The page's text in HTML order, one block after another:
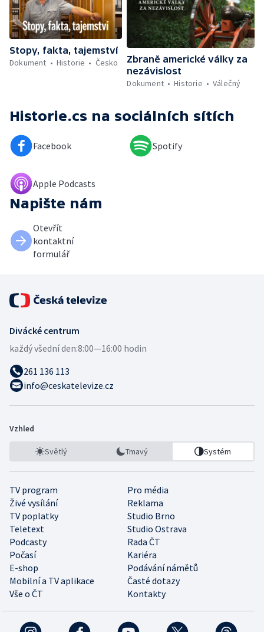
Stopy, fakta, tajemství
Dokument
Historie Česko
Zbraně americké války za
nezávislost
Dokument
Historie Válečný
Historie.cs na sociálních sítích
Facebook Spotify
Apple Podcasts
Napište nám
Otevřít
kontaktní
formulář
Divácké centrum
každý všední den:8:00—16:00 hodin
261 136 113
info@ceskatelevize.cz
Vzhled
Světlý Tmavý Systém
TV program
Pro média
Živé vysílání
Reklama
TV poplatky
Studio Brno
Teletext
Studio Ostrava
Podcasty
Rada ČT
Počasí
Kariéra
E-shop
Podávání námětů
Mobilní a TV aplikace
Časté dotazy
Vše o ČT
Kontakty